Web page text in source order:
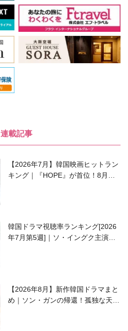
連載記事
【2026年7月】韓国映画ヒットラン
キング｜『HOPE』が首位！8月公
韓国ドラマ視聴率ランキング[2026
年7月第5週]｜ソ・イングク主演の
【2026年8月】新作韓国ドラマまと
め｜ソン・ガンの帰還！孤独な天才